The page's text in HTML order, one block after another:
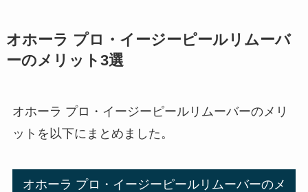
オホーラ プロ・イージーピールリムーバ
ーのメリット3選
オホーラ プロ・イージーピールリムーバーのメリ
ットを以下にまとめました。
オホーラ プロ・イージーピールリムーバーのメ